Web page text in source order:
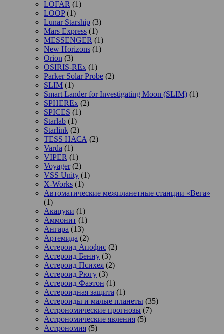
LOFAR (1)
LOOP(1)
Lunar Starship (3)
Mars Express (1)
MESSENGER (1)
New Horizons (1)
Orion (3)
OSIRIS-REx (1)
Parker Solar Probe (2)
SLIM (1)
Smart Lander for Investigating Moon (SLIM) (1)
SPHEREx (2)
SPICES (1)
Starlab (1)
Starlink (2)
TESS НАСА (2)
Varda (1)
VIPER (1)
Voyager(2)
VSS Unity (1)
X-Works (1)
Автоматические межпланетные станции «Вега»
(1)
Акацуки (1)
Аммонит (1)
Ангара (13)
Артемида (2)
Астероид Апофис (2)
Астероид Бенну (3)
Астероид Психея (2)
Астероид Рюгу (3)
Астероид Фаэтон (1)
Астероидная защита (1)
Астероиды и малые планеты (35)
Астрономические прогнозы (7)
Астрономические явления (5)
Астрономия (5)